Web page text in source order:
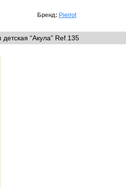
Бренд: Pierrot
“Акула” Ref.135